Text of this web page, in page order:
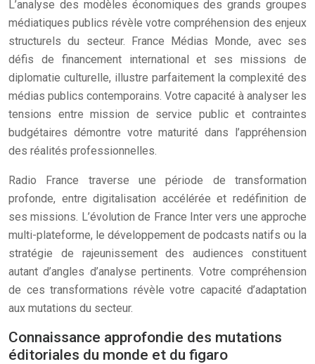
L’analyse des modèles économiques des grands groupes
médiatiques publics révèle votre compréhension des enjeux
structurels du secteur. France Médias Monde, avec ses
défis de financement international et ses missions de
diplomatie culturelle, illustre parfaitement la complexité des
médias publics contemporains. Votre capacité à analyser les
tensions entre mission de service public et contraintes
budgétaires démontre votre maturité dans l’appréhension
des réalités professionnelles.
Radio France traverse une période de transformation
profonde, entre digitalisation accélérée et redéfinition de
ses missions. L’évolution de France Inter vers une approche
multi-plateforme, le développement de podcasts natifs ou la
stratégie de rajeunissement des audiences constituent
autant d’angles d’analyse pertinents. Votre compréhension
de ces transformations révèle votre capacité d’adaptation
aux mutations du secteur.
Connaissance approfondie des mutations
éditoriales du monde et du figaro